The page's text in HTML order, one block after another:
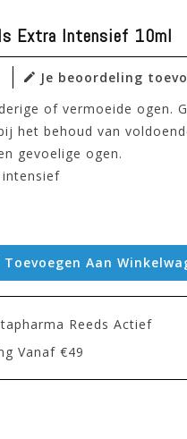
Extra Intensief 10ml
Je beoordeling
of vermoeide ogen.
het behoud van
gevoelige ogen.
intensief
Toevoegen Aan
Reeds Actief
Vanaf €49